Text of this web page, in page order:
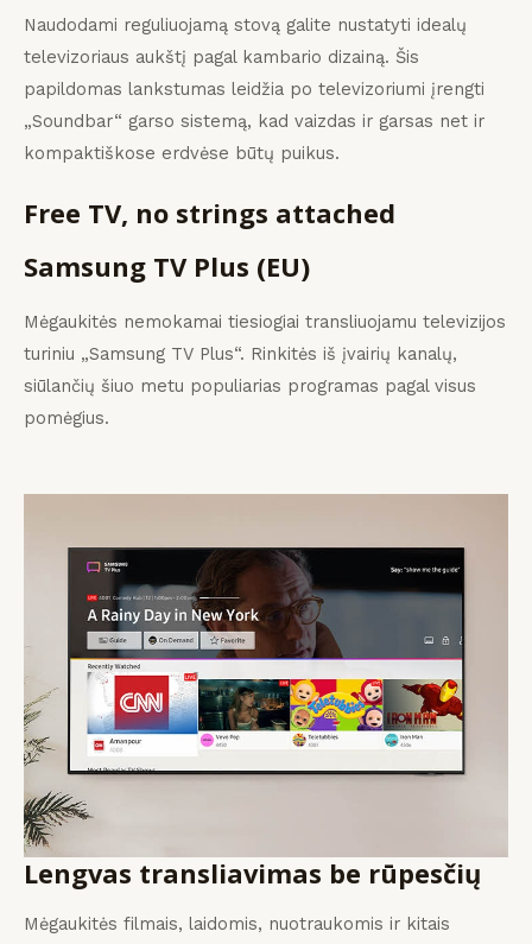
Naudodami reguliuojamą stovą galite nustatyti idealų
televizoriaus aukštį pagal kambario dizainą. Šis
papildomas lankstumas leidžia po televizoriumi įrengti
„Soundbar“ garso sistemą, kad vaizdas ir garsas net ir
kompaktiškose erdvėse būtų puikus.
Free TV, no strings attached
Samsung TV Plus (EU)
Mėgaukitės nemokamai tiesiogiai transliuojamu televizijos
turiniu „Samsung TV Plus“. Rinkitės iš įvairių kanalų,
siūlančių šiuo metu populiarias programas pagal visus
pomėgius.
Lengvas transliavimas be rūpesčių
Mėgaukitės filmais, laidomis, nuotraukomis ir kitais